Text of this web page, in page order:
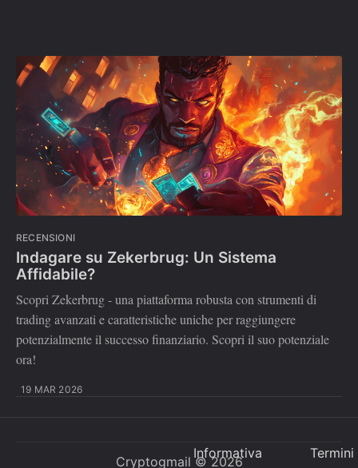
RECENSIONI
Indagare su Zekerbrug: Un Sistema
Affidabile?
Scopri Zekerbrug - una piattaforma robusta con strumenti di
trading avanzati e caratteristiche uniche per raggiungere
potenzialmente il successo finanziario. Scopri il suo potenziale
ora!
19 MAR 2026
Informativa
Termini
Cryptogmail © 2026